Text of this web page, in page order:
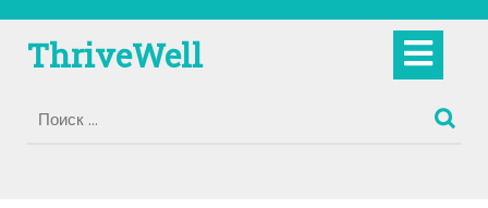
содержимому
ThriveWell